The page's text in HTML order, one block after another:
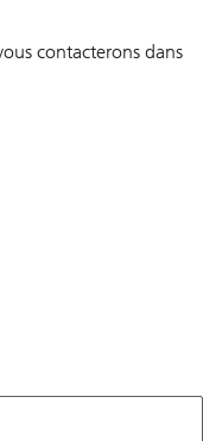
contacterons dans